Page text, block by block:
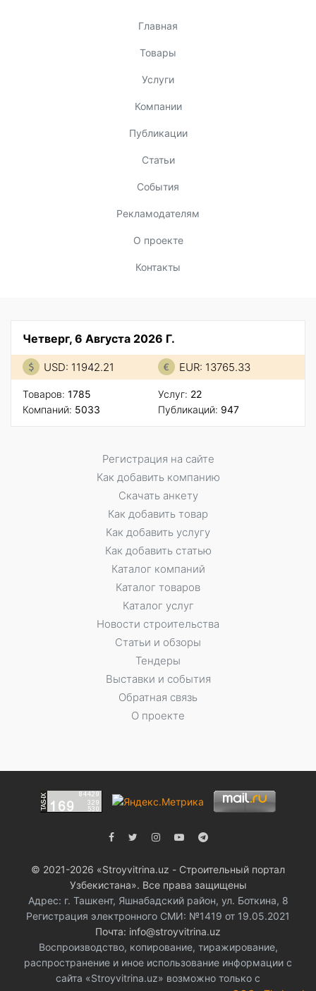
Главная
Товары
Услуги
Компании
Публикации
Статьи
События
Рекламодателям
О проекте
Контакты
Четверг, 6 Августа 2026 Г.
USD: 11942.21 EUR: 13765.33
Товаров: 1785
Компаний: 5033
Услуг: 22
Публикаций: 947
Регистрация на сайте
Как добавить компанию
Скачать анкету
Как добавить товар
Как добавить услугу
Как добавить статью
Каталог компаний
Каталог товаров
Каталог услуг
Новости строительства
Статьи и обзоры
Тендеры
Выставки и события
Обратная связь
О проекте
© 2021-2026 «Stroyvitrina.uz - Строительный портал
Узбекистана». Все права защищены
Адрес: г. Ташкент, Яшнабадский район, ул. Боткина, 8
Регистрация электронного СМИ: №1419 от 19.05.2021
Почта: info@stroyvitrina.uz
Воспроизводство, копирование, тиражирование,
распространение и иное использование информации с
сайта «Stroyvitrina.uz» возможно только с